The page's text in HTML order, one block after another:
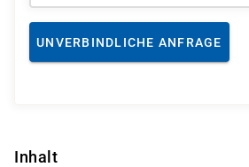
UNVERBINDLICHE ANFRAGE
Inhalt